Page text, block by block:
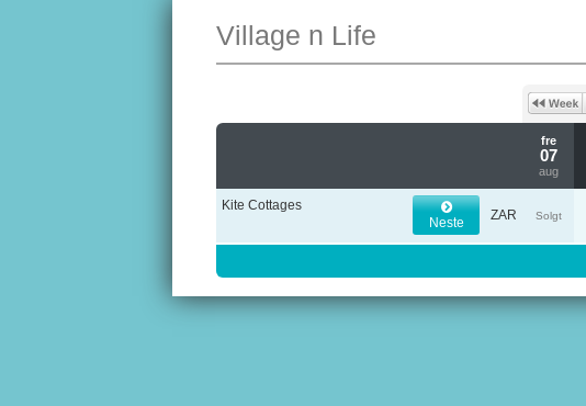
Village n Life
fre
07
aug
Kite Cottages
Neste
ZAR Solgt